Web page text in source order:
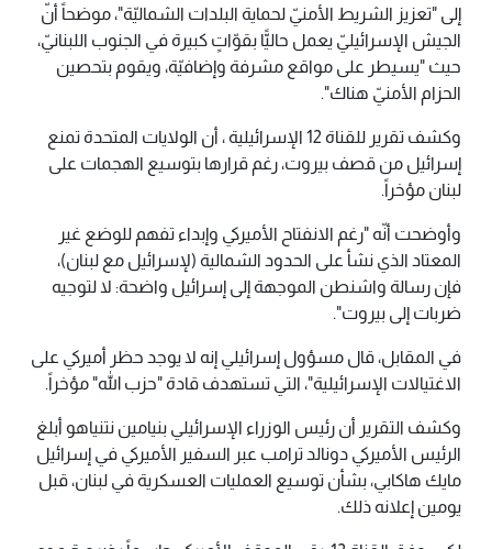
إلى "تعزيز الشريط الأمنيّ لحماية البلدات الشماليّة"، موضحاً أنّ
الجيش الإسرائيليّ يعمل حاليًّا بقوّاتٍ كبيرة في الجنوب اللبنانيّ،
حيث "يسيطر على مواقع مشرفة وإضافيّة، ويقوم بتحصين
الحزام الأمنيّ هناك".
وكشف تقرير للقناة 12 الإسرائيلية ، أن الولايات المتحدة تمنع
إسرائيل من قصف بيروت، رغم قرارها بتوسيع الهجمات على
لبنان مؤخراً.
وأوضحت أنّه "رغم الانفتاح الأميركي وإبداء تفهم للوضع غير
المعتاد الذي نشأ على الحدود الشمالية (لإسرائيل مع لبنان)،
فإن رسالة واشنطن الموجهة إلى إسرائيل واضحة: لا لتوجيه
ضربات إلى بيروت".
في المقابل، قال مسؤول إسرائيلي إنه لا يوجد حظر أميركي على
الاغتيالات الإسرائيلية"، التي تستهدف قادة "حزب الله" مؤخراً.
وكشف التقرير أن رئيس الوزراء الإسرائيلي بنيامين نتنياهو أبلغ
الرئيس الأميركي دونالد ترامب عبر السفير الأميركي في إسرائيل
مايك هاكابي، بشأن توسيع العمليات العسكرية في لبنان، قبل
يومين إعلانه ذلك.